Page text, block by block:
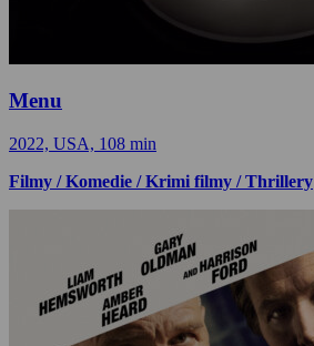
Menu
2022, USA, 108 min
Filmy / Komedie / Krimi filmy / Thrillery